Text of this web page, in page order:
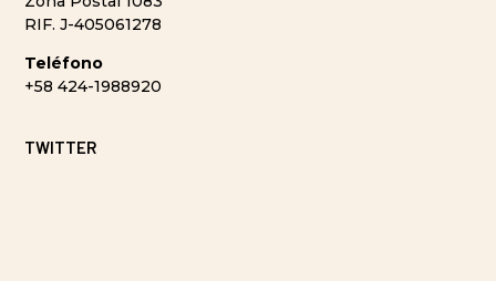
RIF. J-405061278
Teléfono
+58 424-1988920
TWITTER